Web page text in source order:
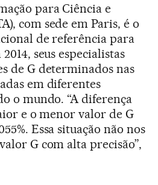
para Ciência e
com sede em Paris, é o
de referência para
seus especialistas
de G determinados nas
em diferentes
o mundo. “A diferença
e o menor valor de G
Essa situação não nos
G com alta precisão”,